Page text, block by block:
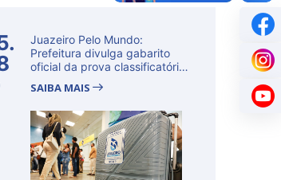
Juazeiro Pelo Mundo:
Prefeitura divulga gabarito
oficial da prova classificatória
SAIBA MAIS